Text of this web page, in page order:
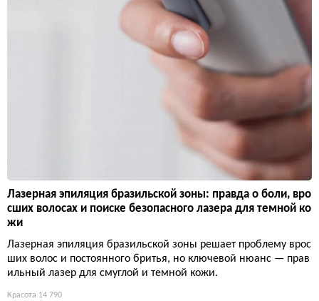
Лазерная эпиляция бразильской зоны: правда о боли, вро
сших волосах и поиске безопасного лазера для темной ко
жи
Лазерная эпиляция бразильской зоны решает проблему врос
ших волос и постоянного бритья, но ключевой нюанс — прав
ильный лазер для смуглой и темной кожи.
Красота 14 790